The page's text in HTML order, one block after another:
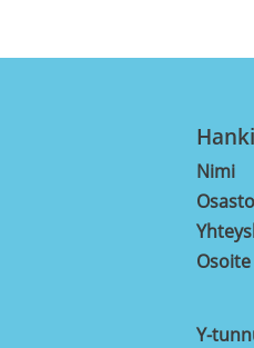
Nimi
Osasto
Osoite
Y-